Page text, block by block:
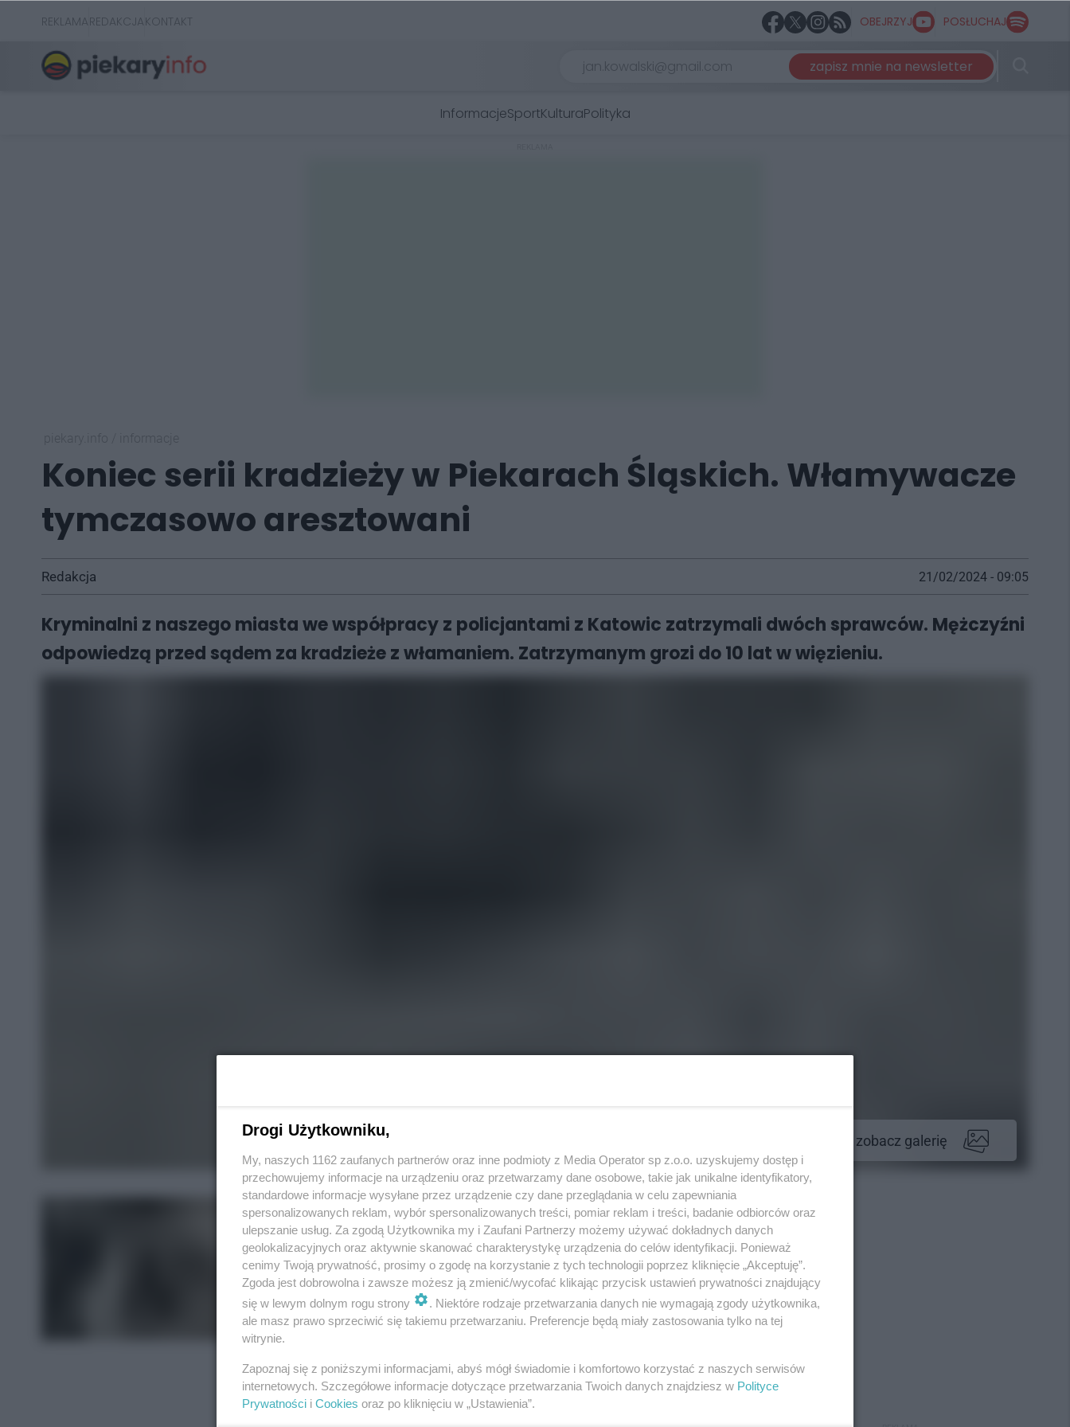
REKLAMAREDAKCJAKONTAKT OBEJRZYJ POSŁUCHAJ
zapisz mnie na newsletter
InformacjeSportKulturaPolityka
Koniec serii kradzieży w Piekarach Śląskich. Włamywacze
tymczasowo aresztowani
Redakcja 21/02/2024 - 09:05
Kryminalni z naszego miasta we współpracy z policjantami z Katowic zatrzymali dwóch sprawców. Mężczyźni
odpowiedzą przed sądem za kradzieże z włamaniem. Zatrzymanym grozi do 10 lat w więzieniu.
zobacz galerię
Drogi Użytkowniku,
My, naszych 1162 zaufanych partnerów oraz inne podmioty z Media Operator sp z.o.o. uzyskujemy dostęp i
przechowujemy informacje na urządzeniu oraz przetwarzamy dane osobowe, takie jak unikalne identyfikatory,
standardowe informacje wysyłane przez urządzenie czy dane przeglądania w celu zapewniania
spersonalizowanych reklam, wybór spersonalizowanych treści, pomiar reklam i treści, badanie odbiorców oraz
ulepszanie usług. Za zgodą Użytkownika my i Zaufani Partnerzy możemy używać dokładnych danych
geolokalizacyjnych oraz aktywnie skanować charakterystykę urządzenia do celów identyfikacji. Ponieważ
cenimy Twoją prywatność, prosimy o zgodę na korzystanie z tych technologii poprzez kliknięcie „Akceptuję”.
Zgoda jest dobrowolna i zawsze możesz ją zmienić/wycofać klikając przycisk ustawień prywatności znajdujący
się w lewym dolnym rogu strony
. Niektóre rodzaje przetwarzania danych nie wymagają zgody użytkownika,
ale masz prawo sprzeciwić się takiemu przetwarzaniu. Preferencje będą miały zastosowania tylko na tej
witrynie.
Zapoznaj się z poniższymi informacjami, abyś mógł świadomie i komfortowo korzystać z naszych serwisów
internetowych. Szczegółowe informacje dotyczące przetwarzania Twoich danych znajdziesz w Polityce
Prywatności i Cookies oraz po kliknięciu w „Ustawienia”.